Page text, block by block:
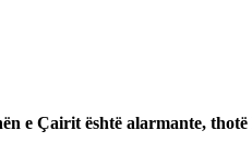
e Çairit është alarmante,